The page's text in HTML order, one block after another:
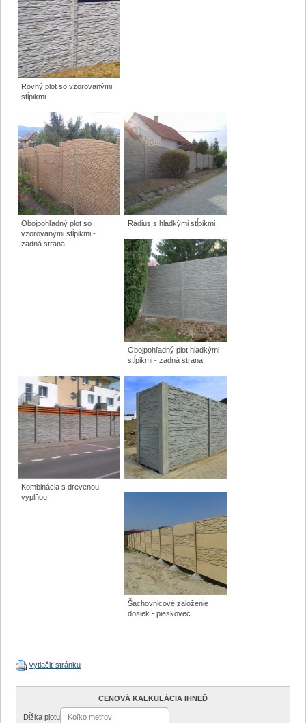
Rovný plot so vzorovanými
stĺpikmi
Obojpohľadný plot so
vzorovanými stĺpikmi -
zadná strana
Rádius s hladkými stĺpikmi
Obojpohľadný plot hladkými
stĺpikmi - zadná strana
Kombinácia s drevenou
výplňou
Šachovnicové založenie
dosiek - pieskovec
Vytlačiť stránku
CENOVÁ KALKULÁCIA IHNEĎ
Dĺžka plotu